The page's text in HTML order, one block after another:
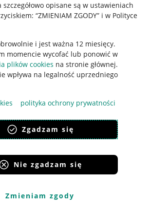
opisane są w ustawieniach
“ZMIENIAM ZGODY” i w Polityce
i jest ważna 12 miesięcy.
momencie wycofać lub ponowić w
plików cookies na stronie głównej.
wpływa na legalność uprzedniego
polityka ochrony prywatności
Zgadzam się
Nie zgadzam się
Zmieniam zgody
Usługach Cyfrowych
oznacza akceptacjęregulaminu